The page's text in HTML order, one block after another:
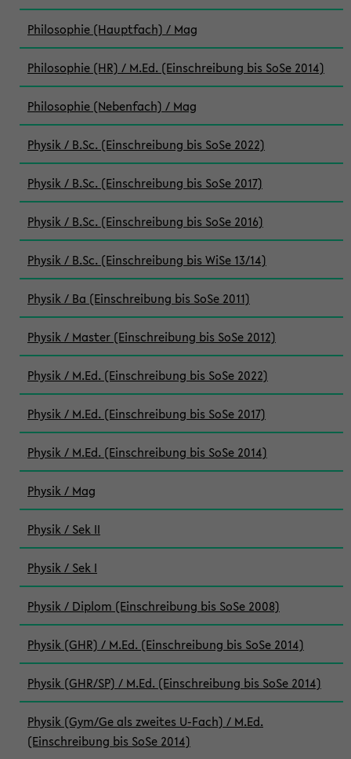
Philosophie (Hauptfach) / Mag
Philosophie (HR) / M.Ed. (Einschreibung bis SoSe 2014)
Philosophie (Nebenfach) / Mag
Physik / B.Sc. (Einschreibung bis SoSe 2022)
Physik / B.Sc. (Einschreibung bis SoSe 2017)
Physik / B.Sc. (Einschreibung bis SoSe 2016)
Physik / B.Sc. (Einschreibung bis WiSe 13/14)
Physik / Ba (Einschreibung bis SoSe 2011)
Physik / Master (Einschreibung bis SoSe 2012)
Physik / M.Ed. (Einschreibung bis SoSe 2022)
Physik / M.Ed. (Einschreibung bis SoSe 2017)
Physik / M.Ed. (Einschreibung bis SoSe 2014)
Physik / Mag
Physik / Sek II
Physik / Sek I
Physik / Diplom (Einschreibung bis SoSe 2008)
Physik (GHR) / M.Ed. (Einschreibung bis SoSe 2014)
Physik (GHR/SP) / M.Ed. (Einschreibung bis SoSe 2014)
Physik (Gym/Ge als zweites U-Fach) / M.Ed.
(Einschreibung bis SoSe 2014)